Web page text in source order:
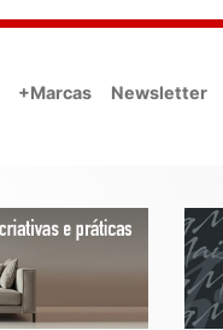
+Marcas Newsletter